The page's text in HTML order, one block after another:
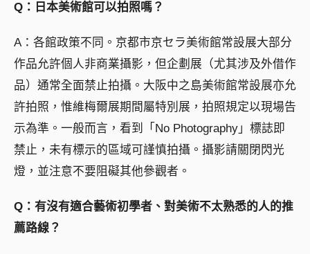
Q：日本美術館可以拍照嗎？
A：各館政策不同。京都市京セラ美術館常設展大部分
作品允許個人非商業攝影，但企劃展（尤其涉及外借作
品）通常全面禁止拍攝。大阪中之島美術館常設展亦允
許拍照，惟維梅爾展期間屬特別展，拍照規定以現場告
示為準。一般而言，看到「No Photography」標誌即
禁止，未有標示的區域可謹慎拍攝。攝影請關閉閃光
燈，並注意不要阻礙其他參觀者。
Q：有沒有適合藝術初學者、對美術不太熟悉的人的推
薦路線？